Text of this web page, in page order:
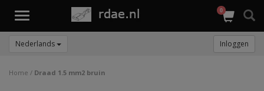
Toggle
0
Nederlands Inloggen
Home / Draad 1.5 mm2 bruin